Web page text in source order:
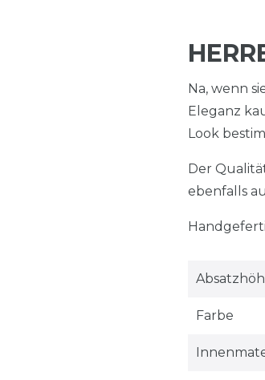
Na, wenn
Eleganz
Look
Der
ebenfalls
Farbe